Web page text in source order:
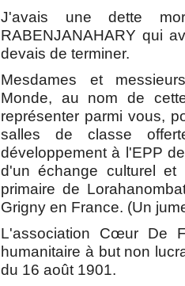
J'avais une dette
RABENJANAHARY qui
devais de terminer.
Mesdames et
Monde, au nom de
représenter parmi vous,
salles de classe
développement à l'EPP
d'un échange culturel et
primaire de
Grigny en France. (Un
L'association Cœur De
humanitaire à but non
du 16 août 1901.